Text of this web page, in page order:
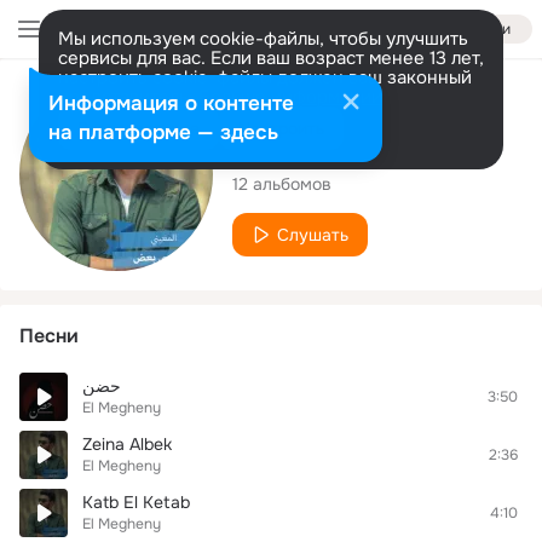
Войти
Мы используем cookie-файлы, чтобы улучшить
сервисы для вас. Если ваш возраст менее 13 лет,
настроить cookie-файлы должен ваш законный
представитель. Больше информации
Разрешить все Настроить
Исполнитель
El Megheny
12 альбомов
Слушать
Песни
حضن
El Megheny
3:50
Zeina Albek
El Megheny
2:36
Katb El Ketab
El Megheny
4:10
Информация о контенте
на платформе — здесь